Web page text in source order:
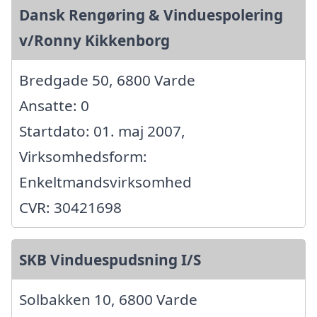
Dansk Rengøring & Vinduespolering
v/Ronny Kikkenborg
Bredgade 50, 6800 Varde
Ansatte: 0
Startdato: 01. maj 2007,
Virksomhedsform:
Enkeltmandsvirksomhed
CVR: 30421698
SKB Vinduespudsning I/S
Solbakken 10, 6800 Varde